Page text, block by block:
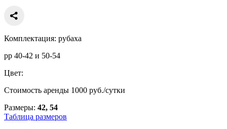
Комплектация: рубаха
рр 40-42 и 50-54
Цвет:
Стоимость аренды 1000 руб./сутки
Размеры: 42, 54
Таблица размеров